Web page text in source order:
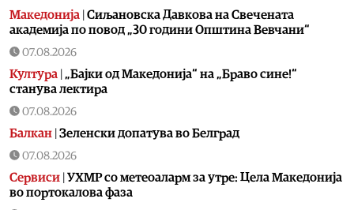
Македонија | Сиљановска Давкова на Свечената
академија по повод „30 години Општина Вевчани“
07.08.2026
Култура | „Бајки од Македонија“ на „Браво сине!“
станува лектира
07.08.2026
Балкан | Зеленски допатува во Белград
07.08.2026
Сервиси | УХМР со метеоаларм за утре: Цела Македонија
во портокалова фаза